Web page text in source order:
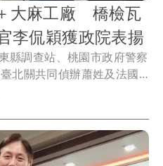
大麻工廠 橋檢瓦
李侃穎獲政院表揚
縣調查站、桃園市政府警察
北關共同偵辦蕭姓及法國